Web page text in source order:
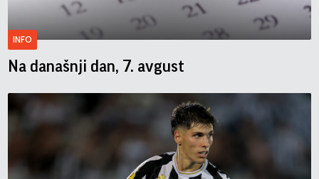
INFO
Na današnji dan, 7. avgust